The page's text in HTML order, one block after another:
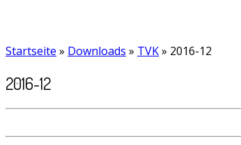
Startseite » Downloads » TVK» 2016-12
2016-12